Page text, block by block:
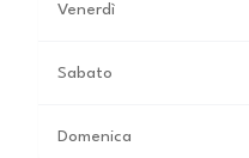
Venerdì
Sabato
Domenica